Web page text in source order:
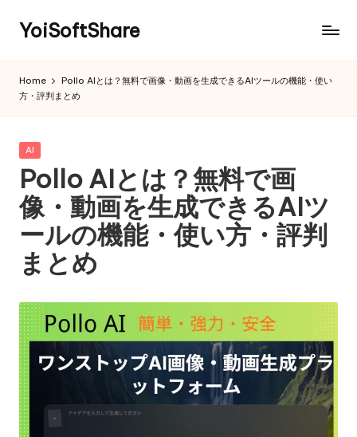
YoiSoftShare
Home
Pollo AIとは？無料で画像・動画を生成できるAIツールの機能・使い
方・評判まとめ
Posted
AI
Pollo AIとは？無料で画
像・動画を生成できるAIツ
ールの機能・使い方・評判
まとめ